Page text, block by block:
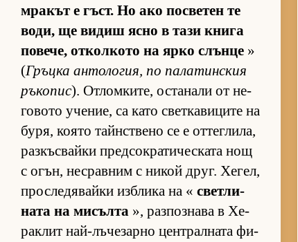
мра­кът е гъст. Но ако пос­ве­тен те
во­ди, ще ви­диш ясно в тази книга
по­ве­че, от­кол­кото на ярко слънце »
(Гръцка ан­то­ло­гия, по па­ла­тин­с­кия
ръ­ко­пис). От­лом­ки­те, ос­та­нали от не­
го­вото уче­ние, са като свет­ка­ви­ците на
бу­ря, ко­ято тайн­с­т­вено се е от­тег­ли­ла,
раз­къс­вайки пред­сок­ра­ти­чес­ката нощ
с огън, нес­рав­ним с ни­кой друг. Хе­гел,
прос­ле­дя­вайки из­б­лика на « свет­ли­
ната на ми­сълта », раз­поз­нава в Хе­
рак­лит най-лъ­че­зарно цен­т­рал­ната фи­